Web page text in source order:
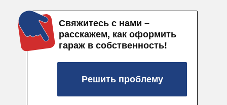
Решить проблему
Свяжитесь с нами –
расскажем, как оформить
гараж в собственность!